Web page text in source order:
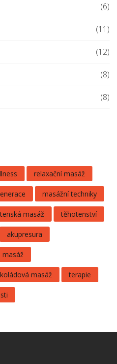
(6)
(11)
(12)
(8)
(8)
relaxační masáž
masážní techniky
masáž těhotenství
akupresura
masáž
masáž terapie